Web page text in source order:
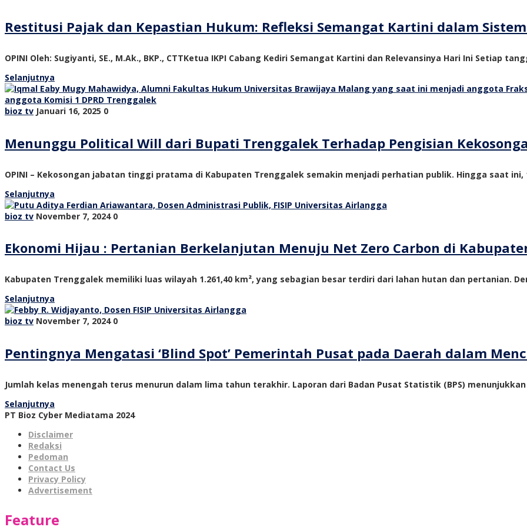
Restitusi Pajak dan Kepastian Hukum: Refleksi Semangat Kartini dalam
OPINI Oleh: Sugiyanti, SE., M.Ak., BKP., CTTKetua IKPI Cabang Kediri Semangat Kartini dan Relevansinya Hari Ini Setiap
Selanjutnya
bioz tv Januari 16, 2025 0
Menunggu Political Will dari Bupati Trenggalek Terhadap Pengisian
OPINI – Kekosongan jabatan tinggi pratama di Kabupaten Trenggalek semakin menjadi perhatian publik. Hingga saat ini,
Selanjutnya
bioz tv November 7, 2024 0
Ekonomi Hijau : Pertanian Berkelanjutan Menuju Net Zero Carbon di
Kabupaten Trenggalek memiliki luas wilayah 1.261,40 km², yang sebagian besar terdiri dari lahan hutan dan pertanian.
Selanjutnya
bioz tv November 7, 2024 0
Pentingnya Mengatasi ‘Blind Spot’ Pemerintah Pusat pada Daerah dalam
Jumlah kelas menengah terus menurun dalam lima tahun terakhir. Laporan dari Badan Pusat Statistik (BPS)
Selanjutnya
PT Bioz Cyber Mediatama 2024
Disclaimer
Redaksi
Pedoman
Contact Us
Privacy Policy
Advertisement
Feature